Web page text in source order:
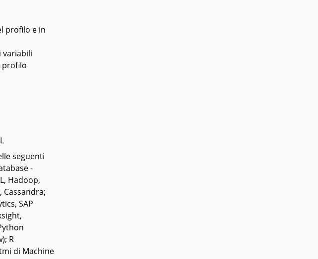
profilo e in
variabili
profilo
seguenti
-
Hadoop,
Cassandra;
SAP
R
di Machine